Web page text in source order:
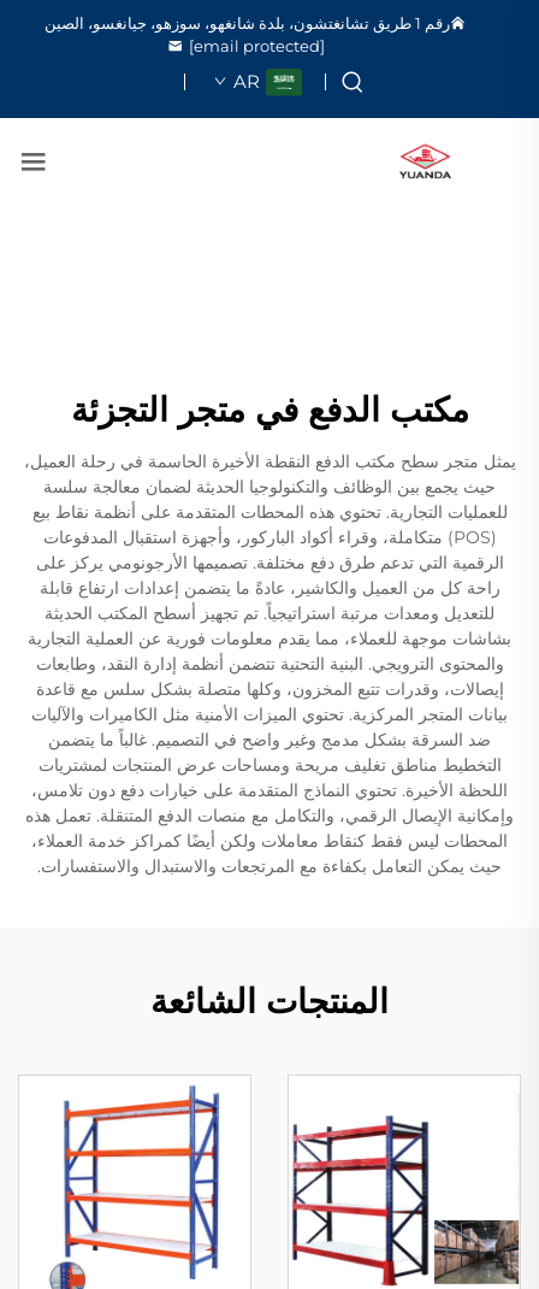
رقم 1 طريق تشانغتشون، بلدة شانغهو، سوزهو، جيانغسو، الصين
[email protected]
AR
مكتب الدفع في متجر التجزئة
يمثل متجر سطح مكتب الدفع النقطة الأخيرة الحاسمة في رحلة العميل،
حيث يجمع بين الوظائف والتكنولوجيا الحديثة لضمان معالجة سلسة
للعمليات التجارية. تحتوي هذه المحطات المتقدمة على أنظمة نقاط بيع
(POS) متكاملة، وقراء أكواد الباركور، وأجهزة استقبال المدفوعات
الرقمية التي تدعم طرق دفع مختلفة. تصميمها الأرجونومي يركز على
راحة كل من العميل والكاشير، عادةً ما يتضمن إعدادات ارتفاع قابلة
للتعديل ومعدات مرتبة استراتيجياً. تم تجهيز أسطح المكتب الحديثة
بشاشات موجهة للعملاء، مما يقدم معلومات فورية عن العملية التجارية
والمحتوى الترويجي. البنية التحتية تتضمن أنظمة إدارة النقد، وطابعات
إيصالات، وقدرات تتبع المخزون، وكلها متصلة بشكل سلس مع قاعدة
بيانات المتجر المركزية. تحتوي الميزات الأمنية مثل الكاميرات والآليات
ضد السرقة بشكل مدمج وغير واضح في التصميم. غالباً ما يتضمن
التخطيط مناطق تغليف مريحة ومساحات عرض المنتجات لمشتريات
اللحظة الأخيرة. تحتوي النماذج المتقدمة على خيارات دفع دون تلامس،
وإمكانية الإيصال الرقمي، والتكامل مع منصات الدفع المتنقلة. تعمل هذه
المحطات ليس فقط كنقاط معاملات ولكن أيضًا كمراكز خدمة العملاء،
حيث يمكن التعامل بكفاءة مع المرتجعات والاستبدال والاستفسارات.
المنتجات الشائعة